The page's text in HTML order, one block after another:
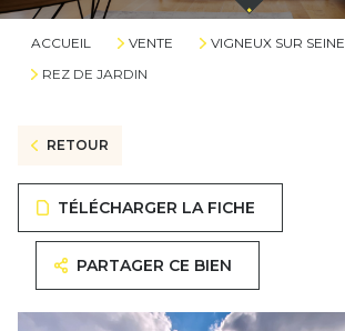
ACCUEIL VENTE
VIGNEUX SUR SEINE
REZ DE JARDIN
RETOUR
TÉLÉCHARGER LA FICHE
PARTAGER CE BIEN